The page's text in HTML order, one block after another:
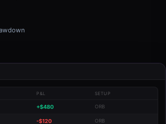
P&L SETUP
+$480 ORB
-$120 ORB